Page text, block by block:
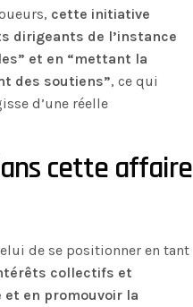
cette initiative
dirigeants de l’instance
et en “mettant la
des soutiens”, ce qui
d’une réelle
cette affaire
de se positionner en tant
collectifs et
en promouvoir la